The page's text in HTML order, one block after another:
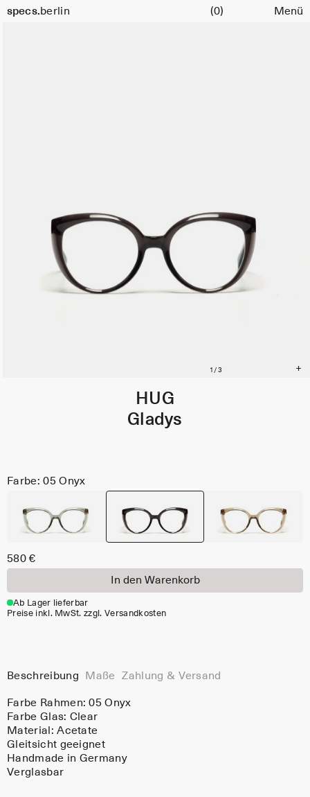
specs.berlin
Warenkorb (0) Menü
HUG
Gladys
Farbe: 05 Onyx
580 €
In den Warenkorb
Ab Lager lieferbar
Preise inkl. MwSt. zzgl. Versandkosten
Beschreibung Maße Zahlung & Versand
Farbe Rahmen:05 Onyx
Farbe Glas: Clear
Material:Acetate
Gleitsicht geeignet
Handmade in Germany
Verglasbar